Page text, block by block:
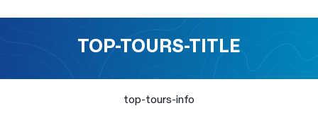
TOP-TOURS-TITLE
top-tours-info